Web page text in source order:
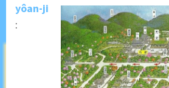
yôan-ji
: